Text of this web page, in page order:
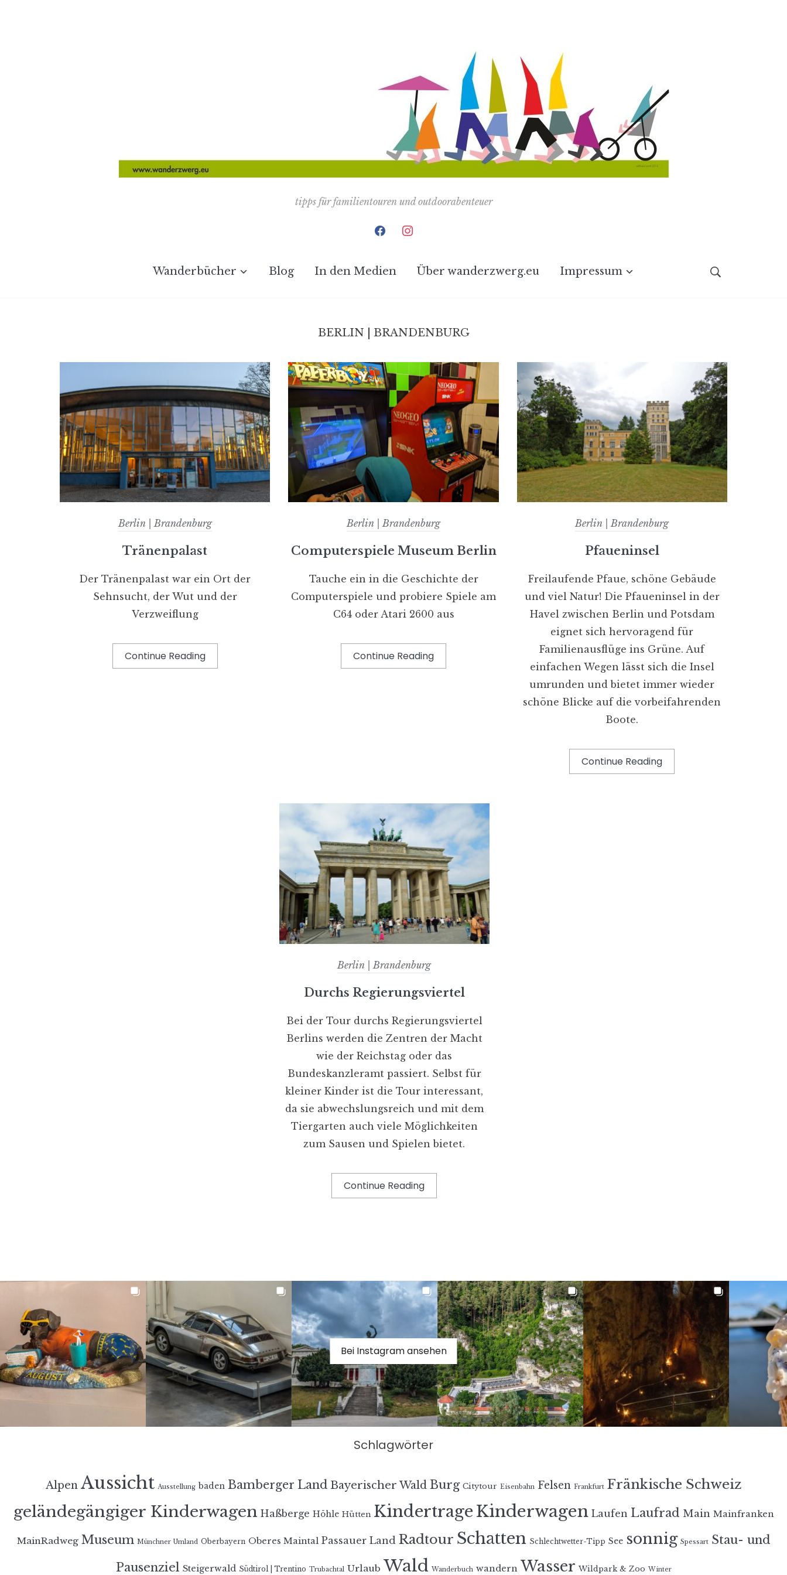
tipps für familientouren und outdoorabenteuer
facebookinstagram
Wanderbücher Blog In den Medien Über wanderzwerg.eu Impressum
BERLIN | BRANDENBURG
Berlin | Brandenburg
Tränenpalast
Der Tränenpalast war ein Ort der
Sehnsucht, der Wut und der
Verzweiflung
Continue Reading
Berlin | Brandenburg
Computerspiele Museum Berlin
Tauche ein in die Geschichte der
Computerspiele und probiere Spiele am
C64 oder Atari 2600 aus
Continue Reading
Berlin | Brandenburg
Pfaueninsel
Freilaufende Pfaue, schöne Gebäude
und viel Natur! Die Pfaueninsel in der
Havel zwischen Berlin und Potsdam
eignet sich hervoragend für
Familienausflüge ins Grüne. Auf
einfachen Wegen lässt sich die Insel
umrunden und bietet immer wieder
schöne Blicke auf die vorbeifahrenden
Boote.
Continue Reading
Berlin | Brandenburg
Durchs Regierungsviertel
Bei der Tour durchs Regierungsviertel
Berlins werden die Zentren der Macht
wie der Reichstag oder das
Bundeskanzleramt passiert. Selbst für
kleiner Kinder ist die Tour interessant,
da sie abwechslungsreich und mit dem
Tiergarten auch viele Möglichkeiten
zum Sausen und Spielen bietet.
Continue Reading
Bei Instagram ansehen
Schlagwörter
Alpen Aussicht Ausstellung baden Bamberger Land Bayerischer Wald Burg Citytour Eisenbahn Felsen Frankfurt Fränkische Schweiz
geländegängiger Kinderwagen Haßberge Höhle Hütten Kindertrage Kinderwagen Laufen Laufrad Main Mainfranken
MainRadweg Museum Münchner Umland Oberbayern Oberes Maintal Passauer Land Radtour Schatten Schlechtwetter-Tipp See sonnig Spessart Stau- und
Pausenziel Steigerwald Südtirol | Trentino Trubachtal Urlaub Wald Wanderbuch wandern Wasser Wildpark & Zoo Winter